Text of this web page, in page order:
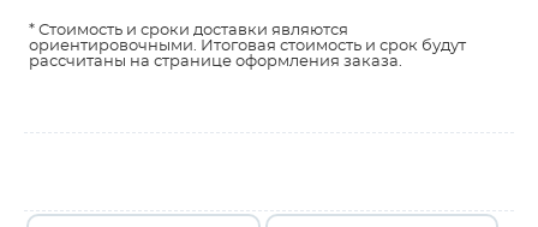
* Стоимость и сроки доставки являются
ориентировочными. Итоговая стоимость и срок будут
рассчитаны на странице оформления заказа.